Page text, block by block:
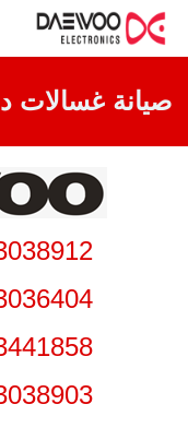
صيانة غسالات
0233448282
0233036508
0233041213
0233023745